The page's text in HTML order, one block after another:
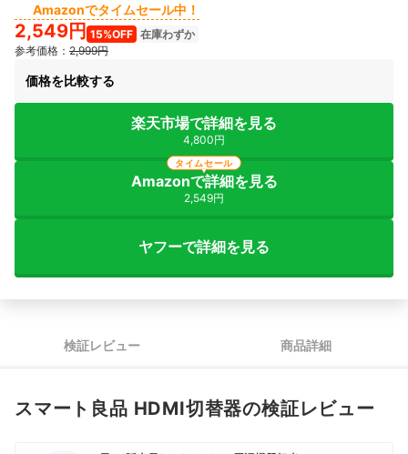
Amazonでタイムセール中！
2,549円 15%OFF 在庫わずか
参考価格： 2,999円
価格を比較する
楽天市場で詳細を見る
4,800円
Amazonで詳細を見る
2,549円
タイムセール
ヤフーで詳細を見る
検証レビュー 商品詳細
スマート良品 HDMI切替器の検証レビュー